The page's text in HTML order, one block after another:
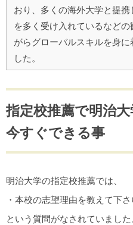
おり、多くの海外大学と提
を多く受け入れているなど
がらグローバルスキルを身
した。
指定校推薦で明治
今すぐできる事
明治大学の指定校推薦では、
・本校の志望理由を教えて下さ
という質問がなされていました